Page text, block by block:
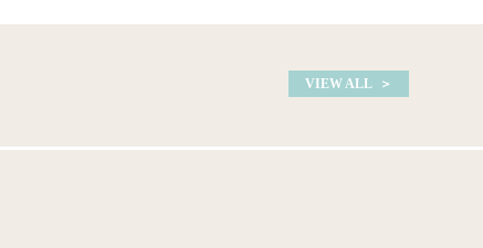
VIEW ALL ＞